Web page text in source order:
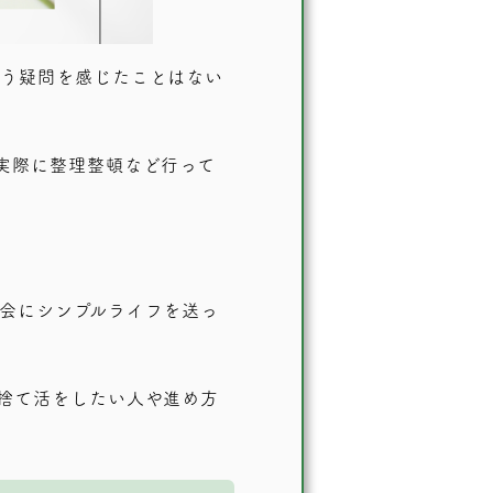
疑問を感じたことはない
際に整理整頓など行って
にシンプルライフを送っ
て活をしたい人や進め方